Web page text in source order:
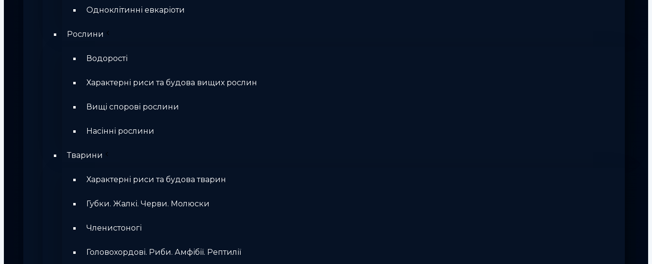
Одноклітинні евкаріоти
Рослини
Водорості
Характерні риси та будова вищих рослин
Вищі спорові рослини
Насінні рослини
Тварини
Характерні риси та будова тварин
Губки. Жалкі. Черви. Молюски
Членистоногі
Головохордові. Риби. Амфібії. Рептилії